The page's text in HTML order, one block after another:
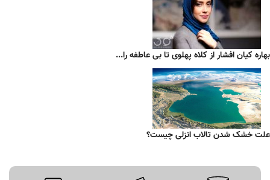
بهاره کیان افشار از کلاه پهلوی تا بی عاطفه را...
علت خشک شدن تالاب انزلی چیست؟